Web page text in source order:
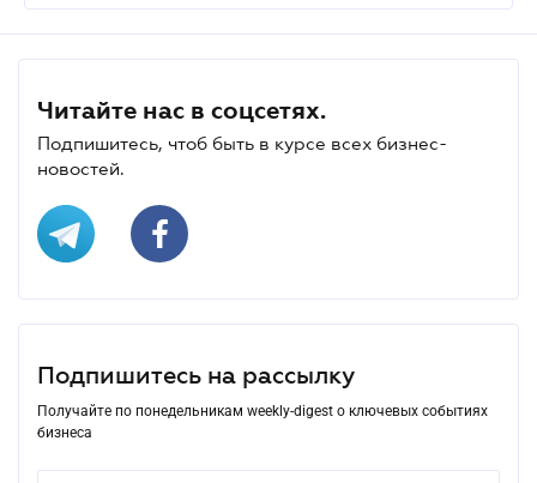
Читайте нас в соцсетях.
Подпишитесь, чтоб быть в курсе всех бизнес-
новостей.
Подпишитесь на рассылку
Получайте по понедельникам weekly-digest о ключевых событиях
бизнеса